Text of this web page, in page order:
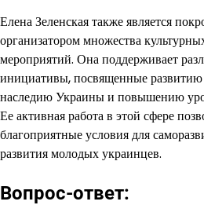
Елена Зеленская также является
организатором множества
мероприятий. Она поддерживает
инициативы, посвященные
наследию Украины и повышению
Ее активная работа в этой сфере
благоприятные условия для
развития молодых украинцев.
Вопрос-ответ: